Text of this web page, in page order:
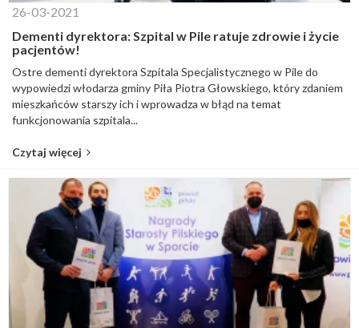
26-03-2021
Dementi dyrektora: Szpital w Pile ratuje zdrowie i życie
pacjentów!
Ostre dementi dyrektora Szpitala Specjalistycznego w Pile do
wypowiedzi włodarza gminy Piła Piotra Głowskiego, który zdaniem
mieszkańców starszy ich i wprowadza w błąd na temat
funkcjonowania szpitala...
Czytaj więcej